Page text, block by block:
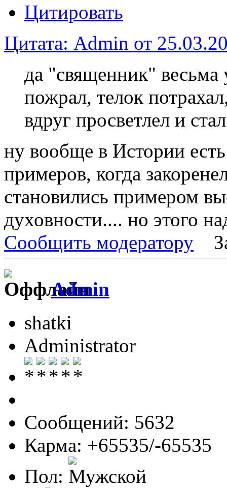
Цитировать
Цитата: Admin от
да "священник" весьма
пожрал, телок
вдруг просветлел и
ну вообще в Истории
примеров, когда
становились примером
духовности.... но этого
Сообщить модератору
Admin
shatki
Administrator
Сообщений: 5632
Карма: +65535/-65535
Пол: